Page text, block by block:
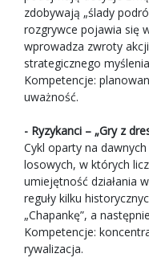
zdobywają „ślady
rozgrywce pojawia się
wprowadza zwroty
strategicznego
Kompetencje:
uważność.
- Ryzykanci – „Gry z
Cykl oparty na
losowych, w których
umiejętność działania
reguły kilku
„Chapankę”, a
Kompetencje:
rywalizacja.